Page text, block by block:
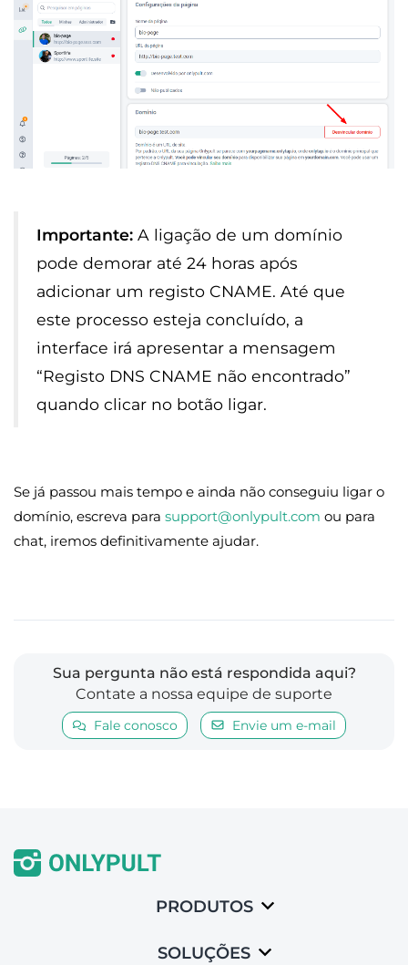
Importante: A ligação de um domínio
pode demorar até 24 horas após
adicionar um registo CNAME. Até que
este processo esteja concluído, a
interface irá apresentar a mensagem
“Registo DNS CNAME não encontrado”
quando clicar no botão ligar.
Se já passou mais tempo e ainda não conseguiu ligar o
domínio, escreva para support@onlypult.com ou para
chat, iremos definitivamente ajudar.
Sua pergunta não está respondida aqui?
Contate a nossa equipe de suporte
Fale conosco Envie um e-mail
PRODUTOS
SOLUÇÕES